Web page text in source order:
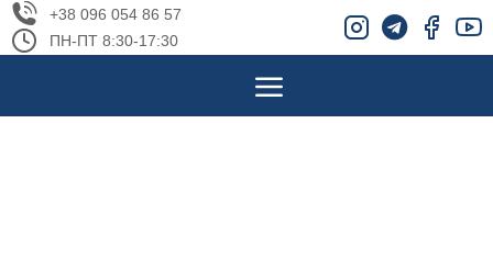
+38 096 054 86 57
ПН-ПТ 8:30-17:30